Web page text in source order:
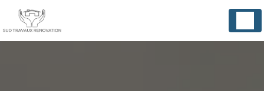
Panneau de gestion des cookies